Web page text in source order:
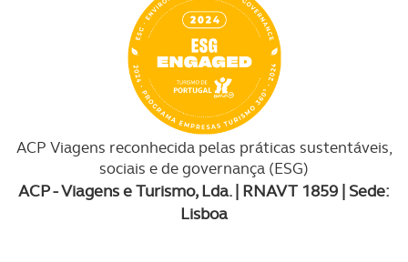
ACP Viagens reconhecida pelas práticas sustentáveis,
sociais e de governança (ESG)
ACP - Viagens e Turismo, Lda. | RNAVT 1859 | Sede:
Lisboa